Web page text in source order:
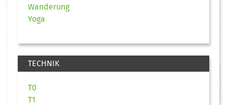
Wanderung
Yoga
TECHNIK
T0
T1